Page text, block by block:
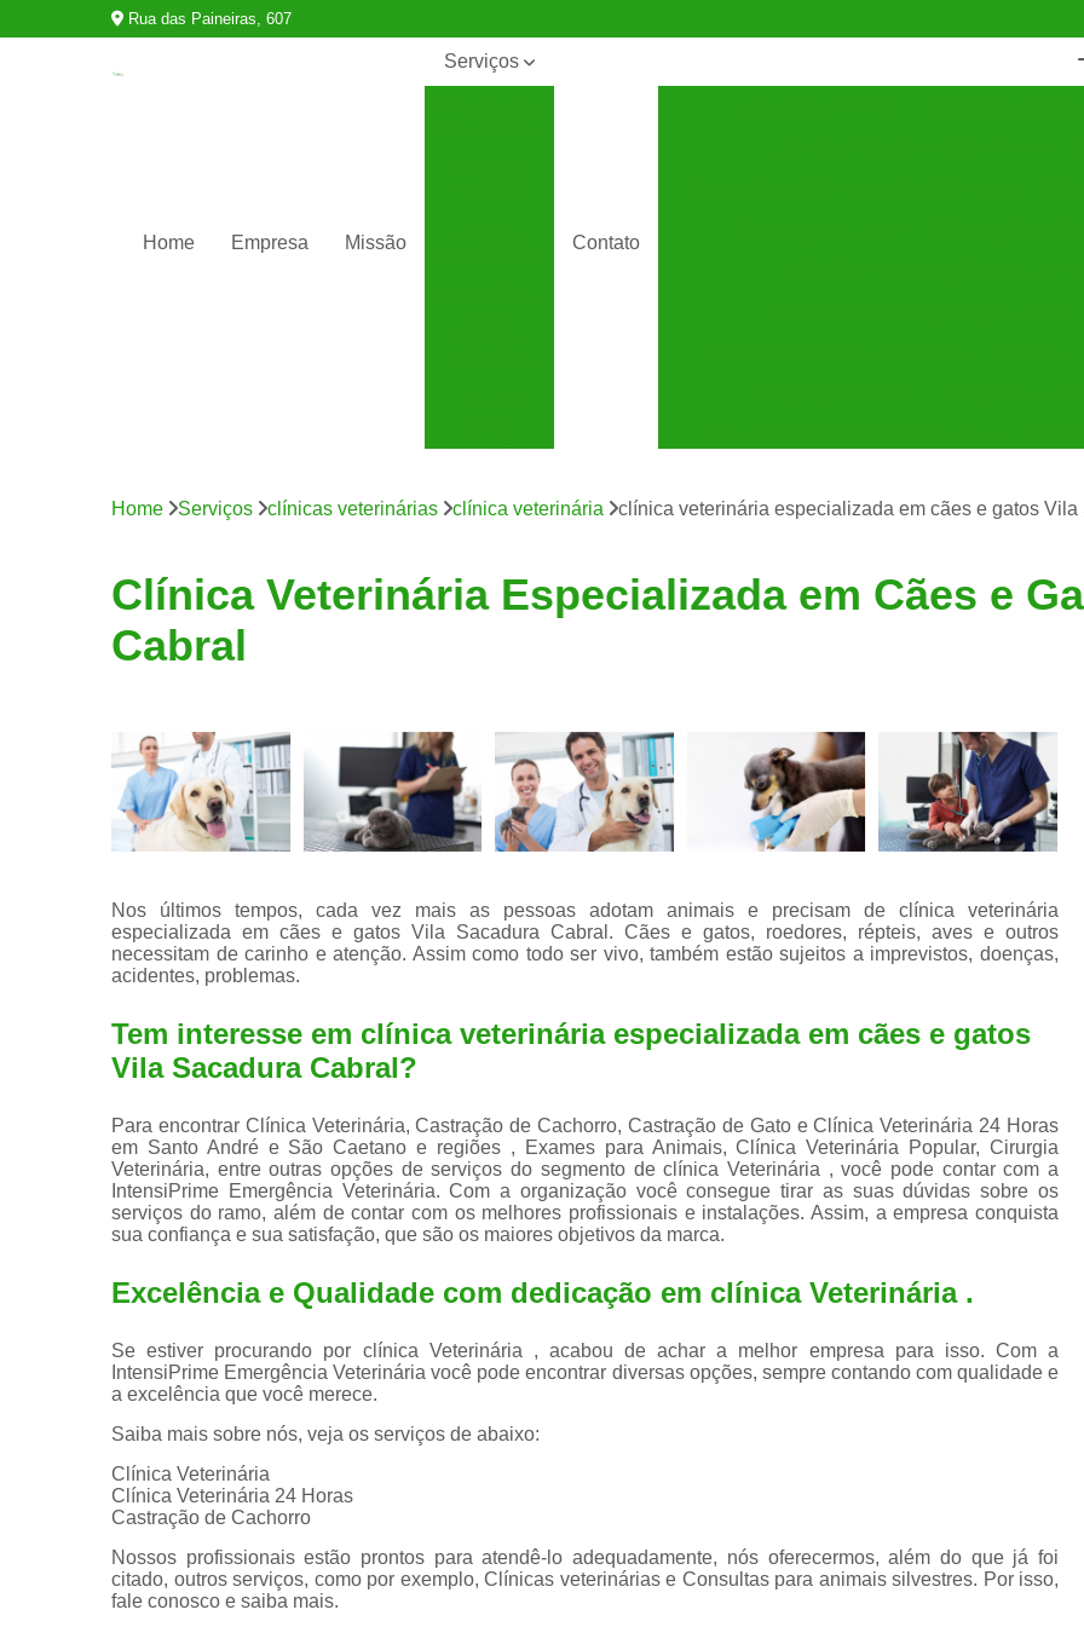
Rua das Paineiras, 607
Home Empresa Missão
Serviços
animais
para
tártaro
Contato
Clínica Veterinária Especializada em Cães
Clínica Veterinária Santo André
Consulta Médica
Consulta Médica Veterinária para
Consulta para
Consulta para Animais Silvestres São
Consulta Veterinária para Silvestres
Exame de Endoscopia Veterinária
Exame de Raio X para Animais
Exame para Animais Santo André
Exame para Cachorro
Internação para Animais de Estimação
Internação Semi Intensiva Veterinária
Internação Veterinária Santo André
Limpeza de Tártaro Canina
Limpeza de
Home Serviços clínicas veterinárias clínica veterinária clínica veterinária especializada em cães e gatos Vila
Clínica Veterinária Especializada em Cães e
Cabral
Nos últimos tempos, cada vez mais as pessoas adotam animais e precisam de clínica veterinária
especializada em cães e gatos Vila Sacadura Cabral. Cães e gatos, roedores, répteis, aves e outros
necessitam de carinho e atenção. Assim como todo ser vivo, também estão sujeitos a imprevistos, doenças,
acidentes, problemas.
Tem interesse em clínica veterinária especializada em cães e gatos
Vila Sacadura Cabral?
Para encontrar Clínica Veterinária, Castração de Cachorro, Castração de Gato e Clínica Veterinária 24 Horas
em Santo André e São Caetano e regiões , Exames para Animais, Clínica Veterinária Popular, Cirurgia
Veterinária, entre outras opções de serviços do segmento de clínica Veterinária , você pode contar com a
IntensiPrime Emergência Veterinária. Com a organização você consegue tirar as suas dúvidas sobre os
serviços do ramo, além de contar com os melhores profissionais e instalações. Assim, a empresa conquista
sua confiança e sua satisfação, que são os maiores objetivos da marca.
Excelência e Qualidade com dedicação em clínica Veterinária .
Se estiver procurando por clínica Veterinária , acabou de achar a melhor empresa para isso. Com a
IntensiPrime Emergência Veterinária você pode encontrar diversas opções, sempre contando com qualidade e
a excelência que você merece.
Saiba mais sobre nós, veja os serviços de abaixo:
Clínica Veterinária
Clínica Veterinária 24 Horas
Castração de Cachorro
Nossos profissionais estão prontos para atendê-lo adequadamente, nós oferecermos, além do que já foi
citado, outros serviços, como por exemplo, Clínicas veterinárias e Consultas para animais silvestres. Por isso,
fale conosco e saiba mais.